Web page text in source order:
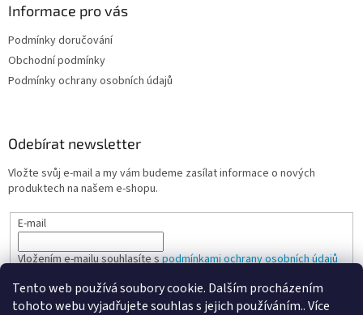
Tento web používá soubory cookie. Dalším procházením
tohoto webu vyjadřujete souhlas s jejich používáním.. Více
Informace pro vás
Podmínky doručování
Obchodní podmínky
Podmínky ochrany osobních údajů
Odebírat newsletter
Vložte svůj e-mail a my vám budeme zasílat informace o nových
produktech na našem e-shopu.
E-mail
Vložením e-mailu souhlasíte spodmínkami ochrany osobních údajů
PŘIHLÁSIT SE